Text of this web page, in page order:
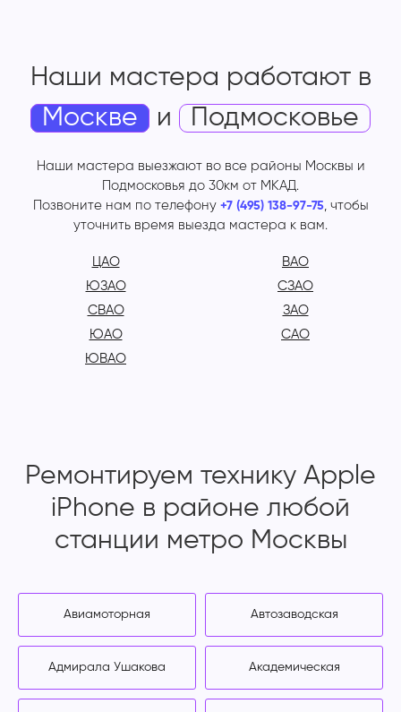
Наши мастера работают в
Москве
и Подмосковье
Наши мастера выезжают во все районы Москвы и
Подмосковья до 30км от МКАД.
Позвоните нам по телефону +7 (495) 138-97-75, чтобы
уточнить время выезда мастера к вам.
ЦАО
ЮЗАО
СВАО
ЮАО
ЮВАО
ВАО
СЗАО
ЗАО
САО
Ремонтируем технику Apple
iPhone в районе любой
станции метро Москвы
Авиамоторная Автозаводская
Адмирала Ушакова Академическая